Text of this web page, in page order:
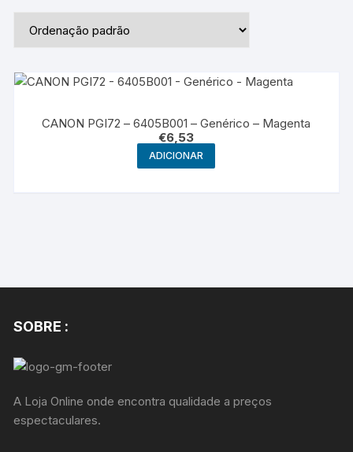
CANON PGI72 – 6405B001 – Genérico – Magenta
€6,53
ADICIONAR
SOBRE :
A Loja Online onde encontra qualidade a preços
espectaculares.